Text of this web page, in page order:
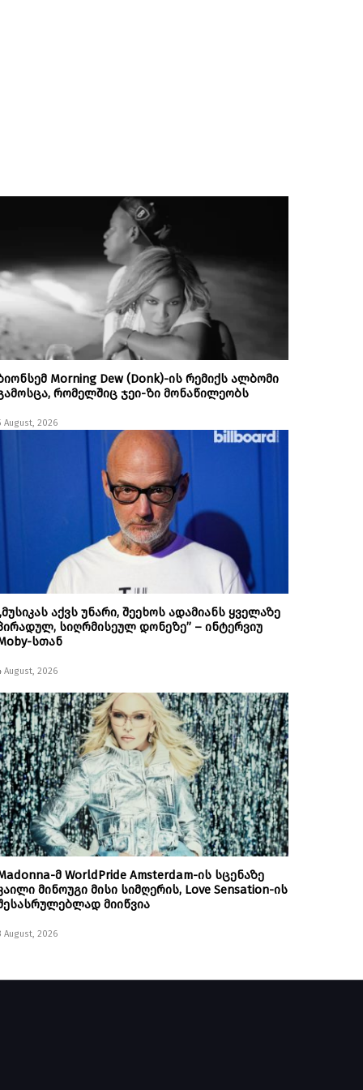
Morning Dew (Donk)-ის რემიქს ალბომი
რომელშიც ჯეი-ზი მონაწილეობს
August, 2026
აქვს უნარი, შეეხოს ადამიანს ყველაზე
სიღრმისეულ დონეზე” – ინტერვიუ
სთან
August, 2026
მ WorldPride Amsterdam-ის სცენაზე
მინოუგი მისი სიმღერის, Love Sensation-ის
მიიწვია
August, 2026